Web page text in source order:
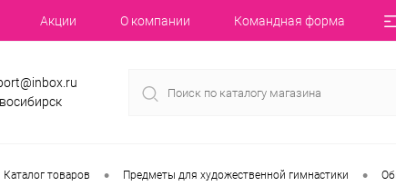
Акции О компании Командная форма
Каталог товаров • Предметы для художественной гимнастики •